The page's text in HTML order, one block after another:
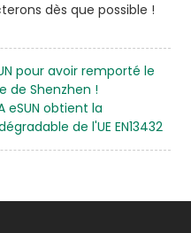
dès que possible !
pour avoir remporté le
de Shenzhen !
eSUN obtient la
de l'UE EN13432